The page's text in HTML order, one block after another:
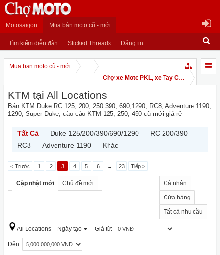
Motosaigon Mua bán moto cũ - mới
Tìm kiếm diễn đàn Sticked Threads Đăng tin
Mua bán moto cũ - mới
...
Chợ xe Moto PKL, xe Tay Côn
KTM tại All Locations
Bán KTM Duke RC 125, 200, 250 390, 690,1290, RC8, Adventure 1190,
1290, Super Duke, cào cào KTM 125, 250, 450 cũ mới giá rẻ
Tất Cả Duke 125/200/390/690/1290
RC 200/390
RC8
Adventure 1190 Khác
< Trước 1 2 3 4 5 6 → 23 Tiếp >
Cập nhật mới Chủ đề mới Cá nhân
Cửa hàng
Tất cả nhu cầu
All Locations Ngày tạo Giá từ:
Đến: